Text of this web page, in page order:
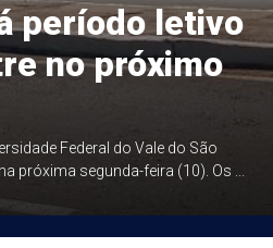
período letivo
no próximo
Federal do Vale do São
próxima segunda-feira (10). Os ...